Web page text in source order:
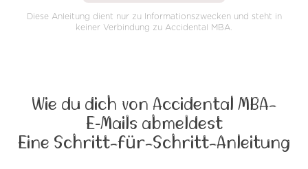
Diese Anleitung dient nur zu Informationszwecken und steht in
keiner Verbindung zu Accidental MBA.
Wie du dich von Accidental MBA-
E‑Mails abmeldest
Eine Schritt-für-Schritt-Anleitung